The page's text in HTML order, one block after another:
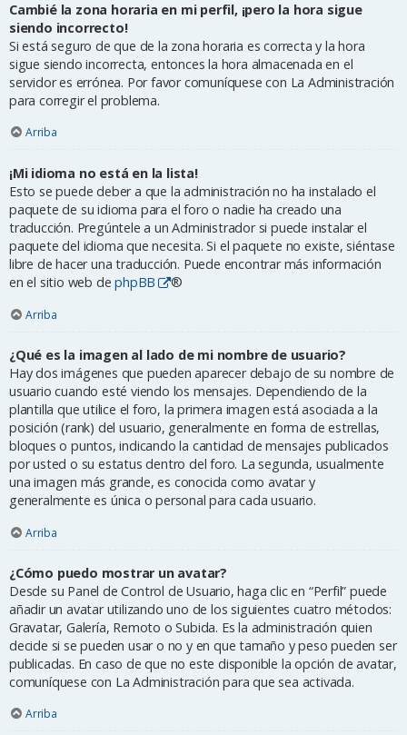
Cambié la zona horaria en mi perfil, ¡pero la hora sigue
siendo incorrecto!
Si está seguro de que de la zona horaria es correcta y la hora
sigue siendo incorrecta, entonces la hora almacenada en el
servidor es errónea. Por favor comuníquese con La Administración
para corregir el problema.
Arriba
¡Mi idioma no está en la lista!
Esto se puede deber a que la administración no ha instalado el
paquete de su idioma para el foro o nadie ha creado una
traducción. Pregúntele a un Administrador si puede instalar el
paquete del idioma que necesita. Si el paquete no existe, siéntase
libre de hacer una traducción. Puede encontrar más información
en el sitio web dephpBB ®
Arriba
¿Qué es la imagen al lado de mi nombre de usuario?
Hay dos imágenes que pueden aparecer debajo de su nombre de
usuario cuando esté viendo los mensajes. Dependiendo de la
plantilla que utilice el foro, la primera imagen está asociada a la
posición (rank) del usuario, generalmente en forma de estrellas,
bloques o puntos, indicando la cantidad de mensajes publicados
por usted o su estatus dentro del foro. La segunda, usualmente
una imagen más grande, es conocida como avatar y
generalmente es única o personal para cada usuario.
Arriba
¿Cómo puedo mostrar un avatar?
Desde su Panel de Control de Usuario, haga clic en “Perfil” puede
añadir un avatar utilizando uno de los siguientes cuatro métodos:
Gravatar, Galería, Remoto o Subida. Es la administración quien
decide si se pueden usar o no y en que tamaño y peso pueden ser
publicadas. En caso de que no este disponible la opción de avatar,
comuníquese con La Administración para que sea activada.
Arriba